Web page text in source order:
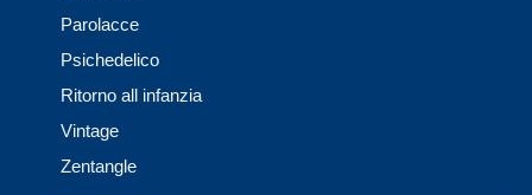
Parolacce
Psichedelico
Ritorno all infanzia
Vintage
Zentangle